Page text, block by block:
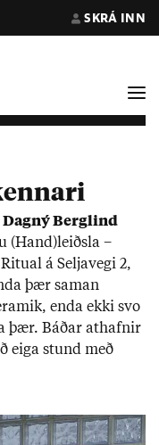
SKRÁ INN
Dagný Berg­lind
(Hand)leiðsla –
á Selja­vegi 2,
þær sam­an
enda ekki svo
þær. Báð­ar at­hafn­ir
eiga stund með